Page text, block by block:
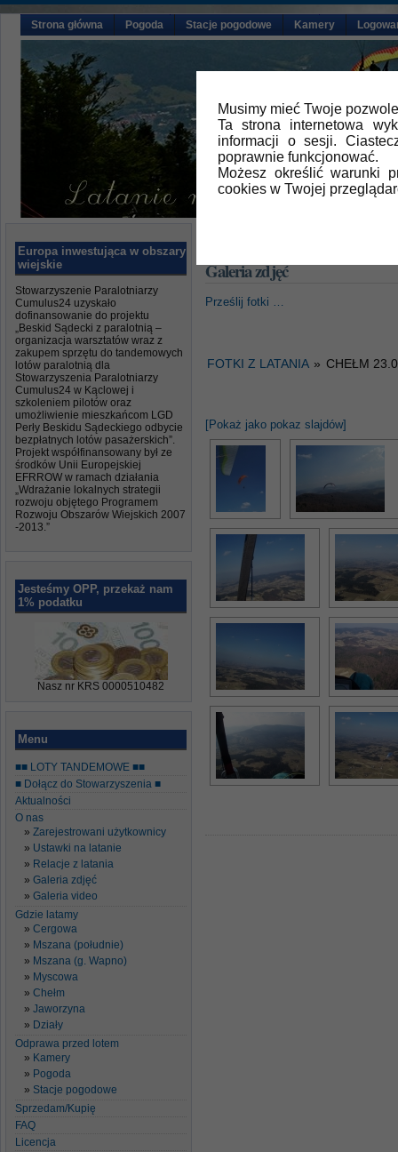
Musimy mieć Twoje
Ta strona internetowa
informacji o sesji.
poprawnie funkcjonować.
Możesz określić warunki
cookies w Twojej
Strona główna Pogoda Stacje pogodowe Kamery
Europa inwestująca w obszary
wiejskie
Stowarzyszenie Paralotniarzy
Cumulus24 uzyskało
dofinansowanie do projektu
„Beskid Sądecki z paralotnią –
organizacja warsztatów wraz z
zakupem sprzętu do tandemowych
lotów paralotnią dla
Stowarzyszenia Paralotniarzy
Cumulus24 w Kąclowej i
szkoleniem pilotów oraz
umożliwienie mieszkańcom LGD
Perły Beskidu Sądeckiego odbycie
bezpłatnych lotów pasażerskich”.
Projekt współfinansowany był ze
środków Unii Europejskiej
EFRROW w ramach działania
„Wdrażanie lokalnych strategii
rozwoju objętego Programem
Rozwoju Obszarów Wiejskich 2007
-2013.”
Jesteśmy OPP, przekaż nam
1% podatku
Nasz nr KRS 0000510482
Menu
■■ LOTY TANDEMOWE ■■
■ Dołącz do Stowarzyszenia ■
Aktualności
O nas
Zarejestrowani użytkownicy
Ustawki na latanie
Relacje z latania
Galeria zdjęć
Galeria video
Gdzie latamy
Cergowa
Mszana (południe)
Mszana (g. Wapno)
Myscowa
Chełm
Jaworzyna
Działy
Odprawa przed lotem
Kamery
Pogoda
Stacje pogodowe
Sprzedam/Kupię
FAQ
Licencja
Galeria zdjęć
Prześlij fotki …
FOTKI Z LATANIA » CHEŁM
[Pokaż jako pokaz slajdów]